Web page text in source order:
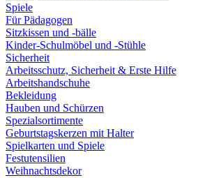
Spiele
Für Pädagogen
Sitzkissen und -bälle
Kinder-Schulmöbel und -Stühle
Sicherheit
Arbeitsschutz, Sicherheit & Erste Hilfe
Arbeitshandschuhe
Bekleidung
Hauben und Schürzen
Spezialsortimente
Geburtstagskerzen mit Halter
Spielkarten und Spiele
Festutensilien
Weihnachtsdekor